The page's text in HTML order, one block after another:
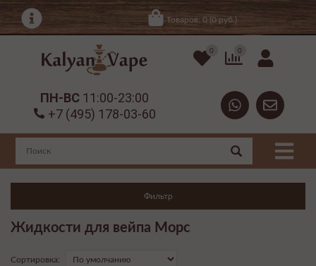
Товаров: 0 (0 руб.)
0 0
ПН-ВС 11:00-23:00
+7 (495) 178-03-60
Фильтр
Жидкости для вейпа Морс
Сортировка: